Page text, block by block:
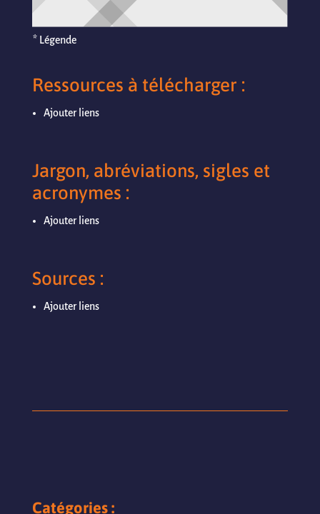
* Légende
Ressources à télécharger :
Ajouter liens
Jargon, abréviations, sigles et
acronymes :
Ajouter liens
Sources :
Ajouter liens
Catégories :